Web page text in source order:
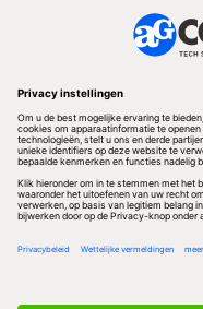
Privacyinstellingen
Volg ons